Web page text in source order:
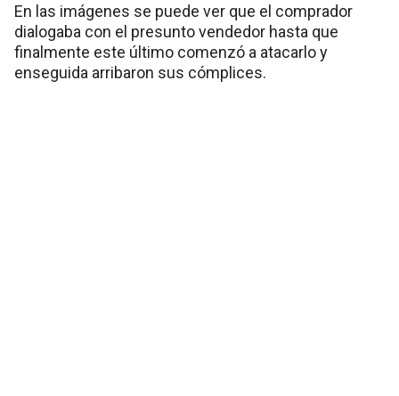
En las imágenes se puede ver que el comprador
dialogaba con el presunto vendedor hasta que
finalmente este último comenzó a atacarlo y
enseguida arribaron sus cómplices.